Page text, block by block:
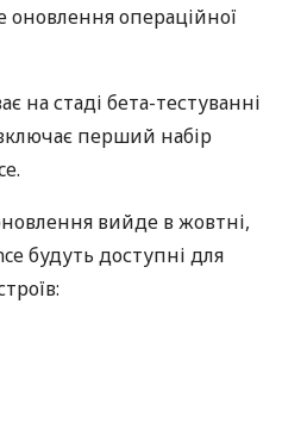
оновлення операційної
на стаді бета-тестуванні
перший набір
вийде в жовтні,
будуть доступні для